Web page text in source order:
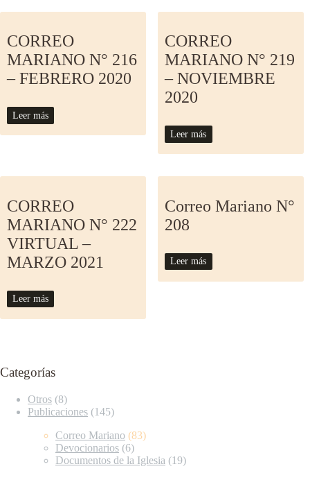
CORREO
MARIANO N° 216
– FEBRERO 2020
Leer más
CORREO
MARIANO N° 219
– NOVIEMBRE
2020
Leer más
CORREO
MARIANO N° 222
VIRTUAL –
MARZO 2021
Leer más
Correo Mariano N°
208
Leer más
Categorías
Otros (8)
Publicaciones (145)
Correo Mariano (83)
Devocionarios (6)
Documentos de la Iglesia (19)